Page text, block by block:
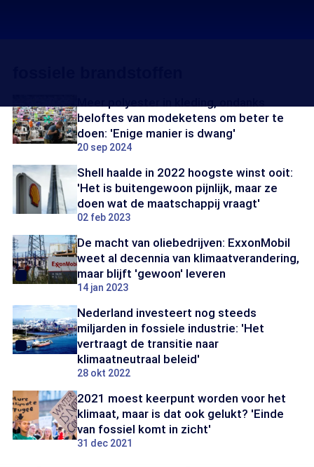
beloftes van modeketens om beter te
doen: 'Enige manier is dwang'
20 sep 2024
Shell haalde in 2022 hoogste winst ooit:
'Het is buitengewoon pijnlijk, maar ze
doen wat de maatschappij vraagt'
02 feb 2023
De macht van oliebedrijven: ExxonMobil
weet al decennia van klimaatverandering,
maar blijft 'gewoon' leveren
14 jan 2023
Nederland investeert nog steeds
miljarden in fossiele industrie: 'Het
vertraagt de transitie naar
klimaatneutraal beleid'
28 okt 2022
2021 moest keerpunt worden voor het
klimaat, maar is dat ook gelukt? 'Einde
van fossiel komt in zicht'
31 dec 2021